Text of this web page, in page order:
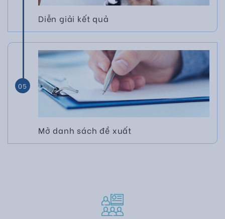
Diễn giải kết quả
05
Mở danh sách đề xuất